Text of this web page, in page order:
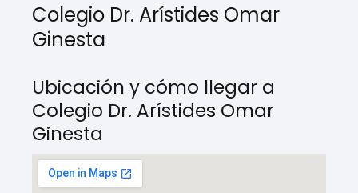
Colegio Dr. Arístides Omar
Ginesta
Ubicación y cómo llegar a
Colegio Dr. Arístides Omar
Ginesta